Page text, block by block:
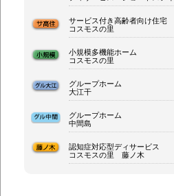
サービス付き高齢者向け住宅
コスモスの里
小規模多機能ホーム
コスモスの里
グループホーム
大江干
グループホーム
中間島
認知症対応型ディサービス
コスモスの里 藤ノ木